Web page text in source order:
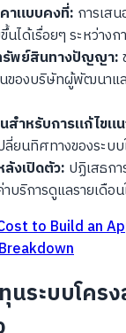
าแบบคงที่: การเส
ได้เรื่อยๆ ระหว่างก
รัพย์สินทางปัญญา:
ของบริษัทผู้พัฒนาแ
สำหรับการแก้ไขแ
ลี่ยนทิศทางของระบ
งเปิดตัว: ปฏิเสธก
บริการดูแลรายเดือ
to Build an
นระบบโคร